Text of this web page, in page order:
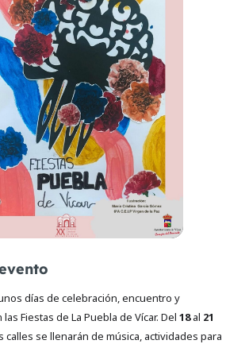
días de celebración, encuentro y
Fiestas de La Puebla de Vícar. Del 18al 21
calles se llenarán de música, actividades para